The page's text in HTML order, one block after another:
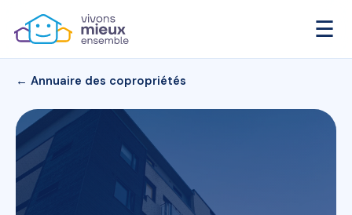
☰
← Annuaire des copropriétés